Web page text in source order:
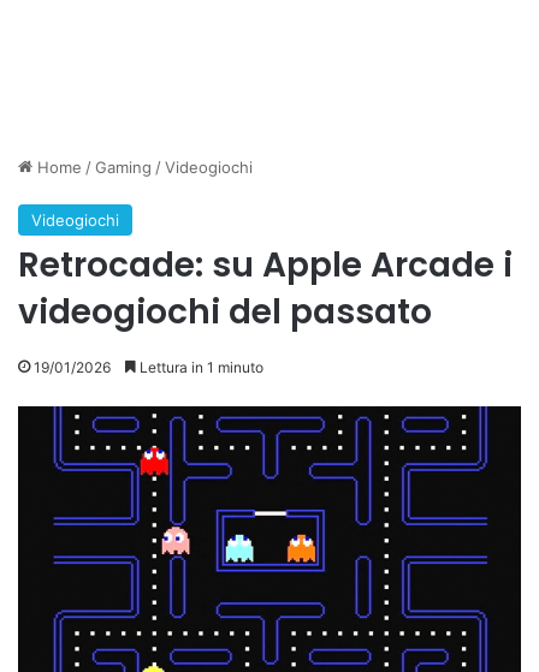
Home /Gaming /Videogiochi
Videogiochi
Retrocade: su Apple Arcade i
videogiochi del passato
19/01/2026 Lettura in 1 minuto